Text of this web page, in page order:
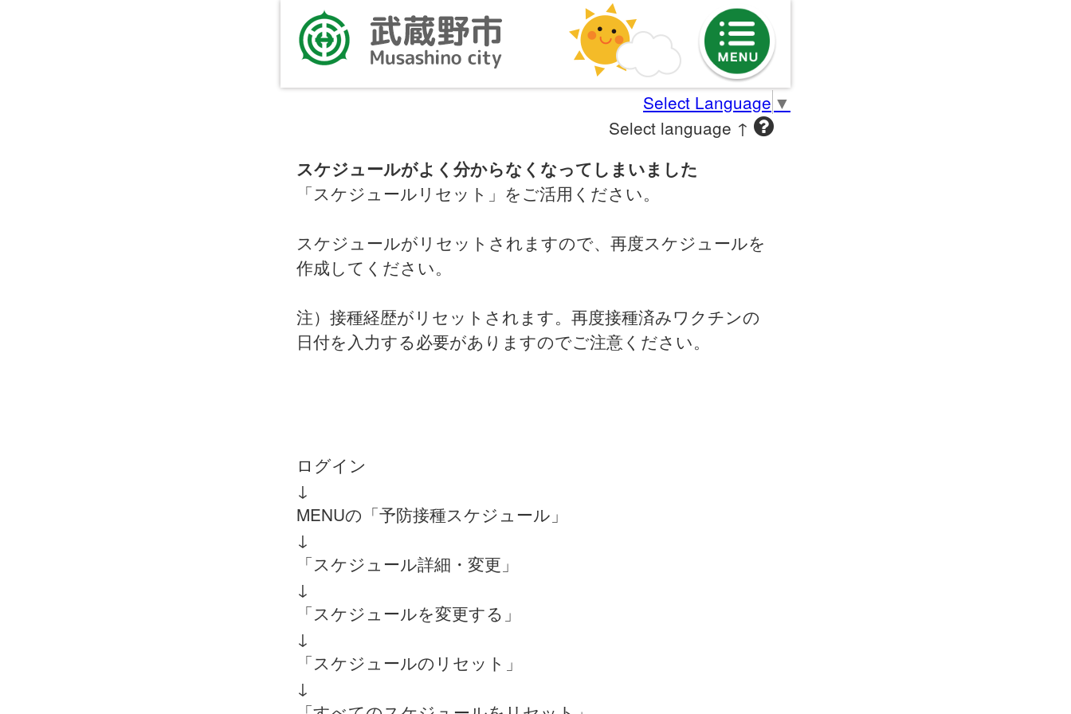
Select Language ▼
Select language ↑
スケジュールがよく分からなくなってしまいました
「スケジュールリセット」をご活用ください。
スケジュールがリセットされますので、再度スケジュールを
作成してください。
注）接種経歴がリセットされます。再度接種済みワクチンの
日付を入力する必要がありますのでご注意ください。
ログイン
↓
MENUの「予防接種スケジュール」
↓
「スケジュール詳細・変更」
↓
「スケジュールを変更する」
↓
「スケジュールのリセット」
↓